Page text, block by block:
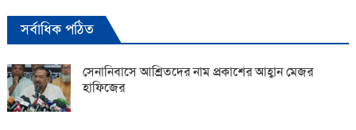
সর্বাধিক পঠিত
সেনানিবাসে আশ্রিতদের নাম প্রকাশের আহ্বান মেজর
হাফিজের